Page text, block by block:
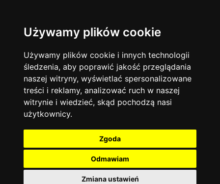
Używamy plików cookie
Używamy plików cookie i innych technologii
śledzenia, aby poprawić jakość przeglądania
naszej witryny, wyświetlać spersonalizowane
treści i reklamy, analizować ruch w naszej
witrynie i wiedzieć, skąd pochodzą nasi
użytkownicy.
Zgoda
Odmawiam
Zmiana ustawień
Język angielski 13744
Matematyka 12928
Chemia 4886
Język niemiecki 4307
Język polski 3426
Fizyka
Język francuski
Warszawa
Korepetycje
Online
14836
Kraków 7753
Wrocław
Łódź 3511
Gdańsk 2075
zakres dni
Wtorek
Środa
Czwartek
Piątek
Sobota
Niedziela
więcej filtrów Filtruj